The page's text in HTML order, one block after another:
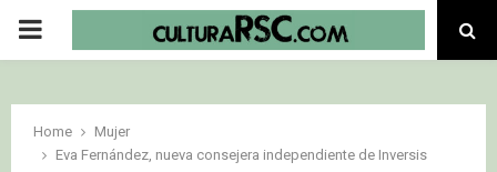
PRIMARY
Home
Mujer
Eva Fernández, nueva consejera independiente de Inversis